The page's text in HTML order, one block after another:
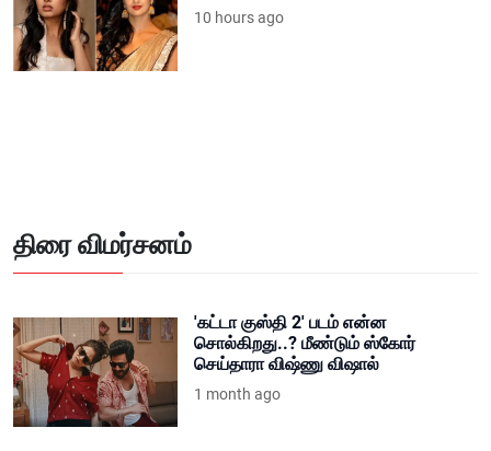
10 hours ago
திரை விமர்சனம்
'கட்டா குஸ்தி 2' படம் என்ன
சொல்கிறது..? மீண்டும் ஸ்கோர்
செய்தாரா விஷ்ணு விஷால்
1 month ago